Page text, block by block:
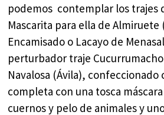
podemos contemplar los trajes
Mascarita para ella de Almiruete
Encamisado o Lacayo de
perturbador traje
Navalosa (Ávila), confeccionado
completa con una tosca
cuernos y pelo de animales y